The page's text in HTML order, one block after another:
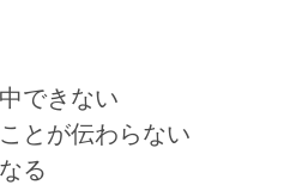
できない
とが伝わらない
る